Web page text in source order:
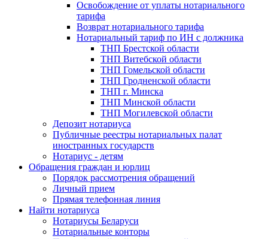
Освобождение от уплаты нотариального
тарифа
Возврат нотариального тарифа
Нотариальный тариф по ИН с должника
ТНП Брестской области
ТНП Витебской области
ТНП Гомельской области
ТНП Гродненской области
ТНП г. Минска
ТНП Минской области
ТНП Могилевской области
Депозит нотариуса
Публичные реестры нотариальных палат
иностранных государств
Нотариус - детям
Обращения граждан и юрлиц
Порядок рассмотрения обращений
Личный прием
Прямая телефонная линия
Найти нотариуса
Нотариусы Беларуси
Нотариальные конторы